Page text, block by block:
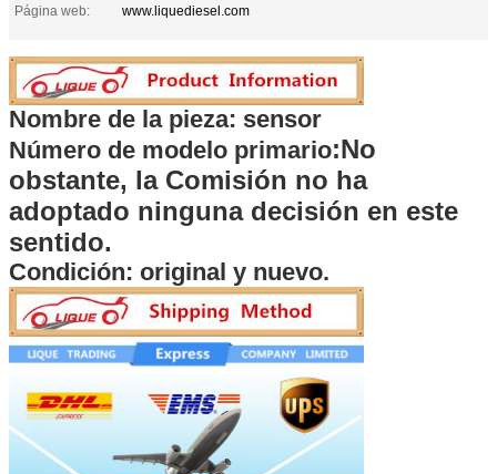
Página web:
www.liquediesel.com
Nombre de la pieza: sensor
Número de modelo primario:No
obstante, la Comisión no ha
adoptado ninguna decisión en este
sentido.
Condición: original y nuevo.